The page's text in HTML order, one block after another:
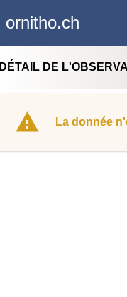
ornitho.ch
DÉTAIL DE
La donnée